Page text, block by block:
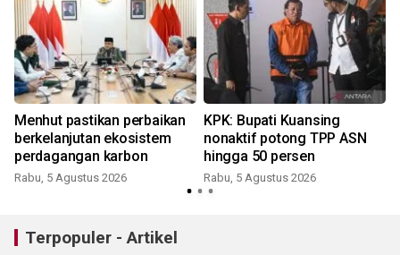
Menhut pastikan perbaikan
berkelanjutan ekosistem
perdagangan karbon
Rabu, 5 Agustus 2026
KPK: Bupati Kuansing
nonaktif potong TPP ASN
hingga 50 persen
Rabu, 5 Agustus 2026
Terpopuler - Artikel